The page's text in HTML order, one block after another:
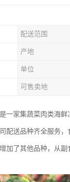
配送范围
产地
单位
可售卖地
一家集蔬菜肉类海
送品种齐全服务，
加了其他品种，从